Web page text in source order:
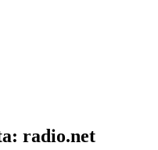
radio.net